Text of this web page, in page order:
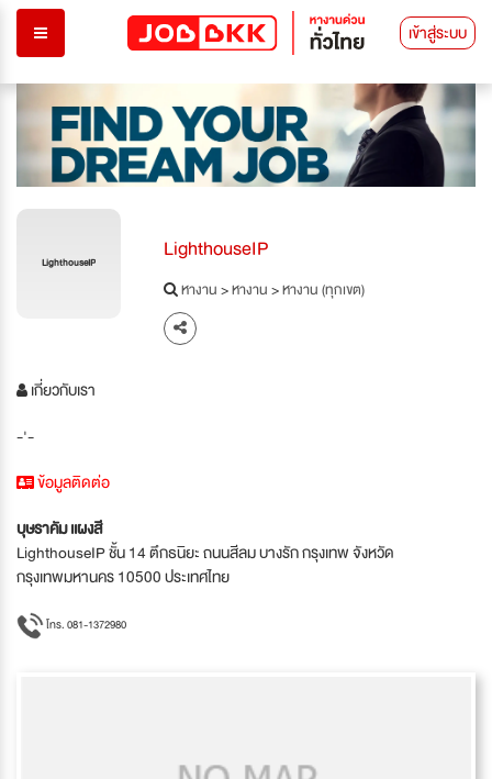
เข้าสู่ระบบ
LighthouseIP LighthouseIP
หางาน>หางาน>หางาน (ทุกเขต)
เกี่ยวกับเรา
-'-
ข้อมูลติดต่อ
บุษราคัม เเผงสี
LighthouseIP ชั้น 14 ตึกธนิยะ ถนนสีลม บางรัก กรุงเทพ จังหวัด
กรุงเทพมหานคร 10500 ประเทศไทย
โทร. 081-1372980